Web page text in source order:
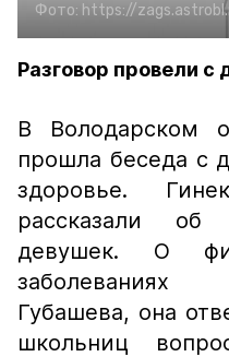
Фото: https://
Разговор провели
В Володарском
прошла беседа с
здоровье.
рассказали об
девушек. О
заболеваниях
Губашева, она
школьниц